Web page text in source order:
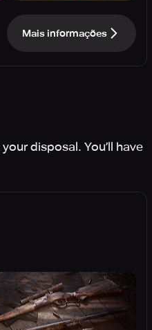
Mais informações
disposal. You’ll have